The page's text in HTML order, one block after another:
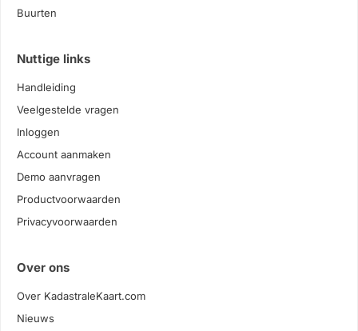
Buurten
Nuttige links
Handleiding
Veelgestelde vragen
Inloggen
Account aanmaken
Demo aanvragen
Productvoorwaarden
Privacyvoorwaarden
Over ons
Over KadastraleKaart.com
Nieuws